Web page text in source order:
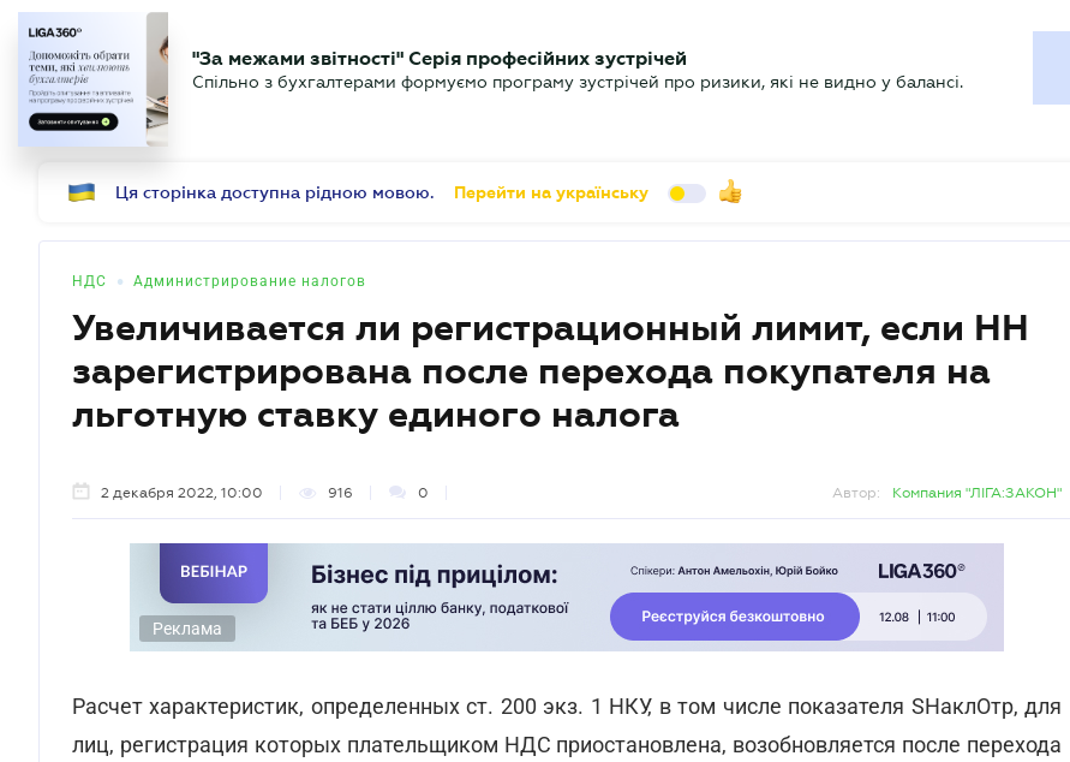
БУХГАЛТЕР Новости Аналитика Календарь Актуально
"За межами звітності" Серія професійних зустрічей
Спільно з бухгалтерами формуємо програму зустрічей про ризики, які не видно у балансі.
Ця сторінка доступна рідною мовою. Перейти на українську
НДС • Администрирование налогов
Увеличивается ли регистрационный лимит, если НН
зарегистрирована после перехода покупателя на
льготную ставку единого налога
2 декабря 2022, 10:00 916 0 Автор: Компания "ЛІГА:ЗАКОН"
Реклама
Расчет характеристик, определенных ст. 200 экз. 1 НКУ, в том числе показателя SНаклОтр, для
лиц, регистрация которых плательщиком НДС приостановлена, возобновляется после перехода